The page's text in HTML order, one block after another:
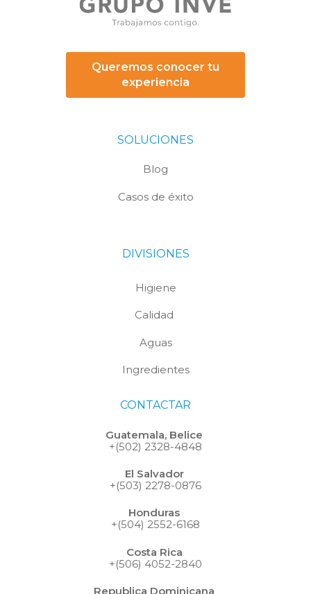
Queremos conocer tu
experiencia
SOLUCIONES
Blog
Casos de éxito
DIVISIONES
Higiene
Calidad
Aguas
Ingredientes
CONTACTAR
Guatemala, Belice
+(502) 2328-4848
El Salvador
+(503) 2278-0876
Honduras
+(504) 2552-6168
Costa Rica
+(506) 4052-2840
Republica Dominicana